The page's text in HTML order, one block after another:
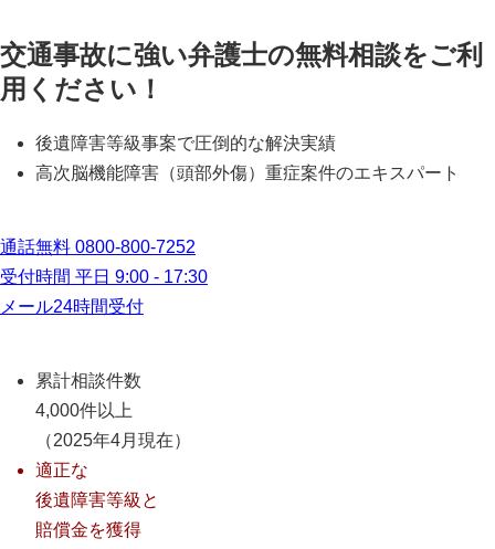
交通事故に強い弁護士の無料相談をご利
用ください！
後遺障害等級事案で圧倒的な解決実績
高次脳機能障害（頭部外傷）重症案件のエキスパート
通話無料 0800-800-7252
受付時間 平日 9:00 - 17:30
メール24時間受付
累計相談件数
4,000件以上
（2025年4月現在）
適正な
後遺障害等級と
賠償金を獲得